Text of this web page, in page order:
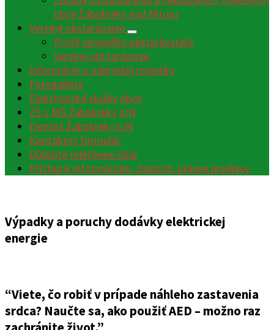
obce Žabokreky nad Nitrou
Verejné obstarávanie
Profil verejného obstarávateľa
Verejné obstarávanie
Informácie o odpredaji majetku
Fotogaléria
Elektronické služby obce
ZŠ s MŠ Žabokreky n/N
Farnosť Žabokreky n/N
Kontaktný formulár
Dôležité telefónne čísla
Prístup k informáciám, žiadosti, právne predpisy
Výpadky a poruchy dodávky elektrickej
energie
“Viete, čo robiť v prípade náhleho zastavenia
srdca? Naučte sa, ako použiť AED – možno raz